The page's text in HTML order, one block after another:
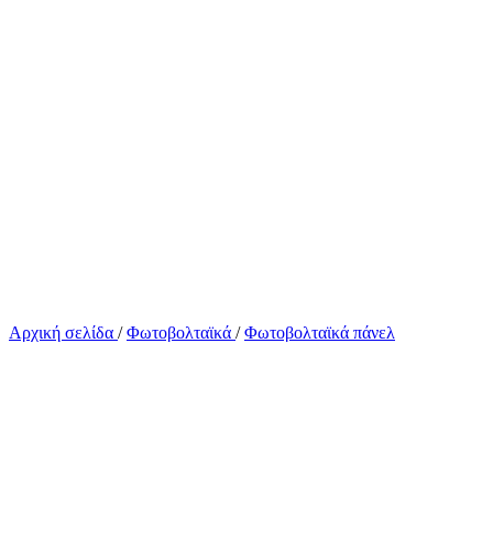
Αρχική σελίδα / Φωτοβολταϊκά / Φωτοβολταϊκά πάνελ